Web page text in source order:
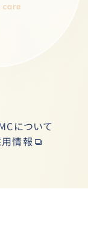
について
用情報